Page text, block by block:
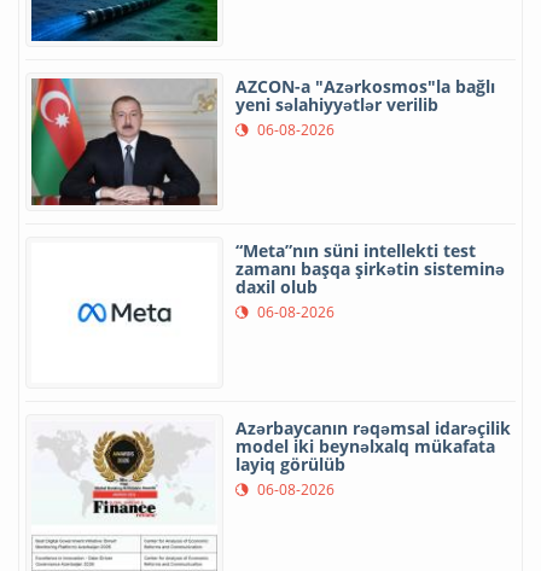
AZCON-a "Azərkosmos"la bağlı
yeni səlahiyyətlər verilib
06-08-2026
“Meta”nın süni intellekti test
zamanı başqa şirkətin sisteminə
daxil olub
06-08-2026
Azərbaycanın rəqəmsal idarəçilik
model iki beynəlxalq mükafata
layiq görülüb
06-08-2026